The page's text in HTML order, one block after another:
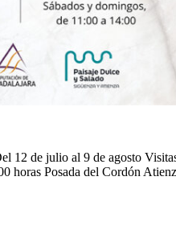
12 de julio al 9 de agosto
horas Posada del Cordón